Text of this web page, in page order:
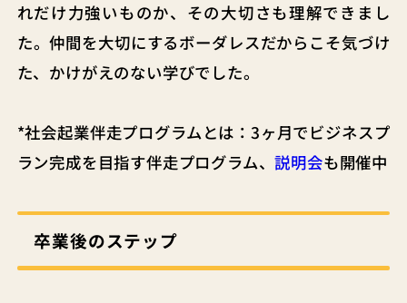
れだけ力強いものか、その大切さも理解できまし
た。仲間を大切にするボーダレスだからこそ気づけ
た、かけがえのない学びでした。
*社会起業伴走プログラムとは：3ヶ月でビジネスプ
ラン完成を目指す伴走プログラム、説明会も開催中
卒業後のステップ